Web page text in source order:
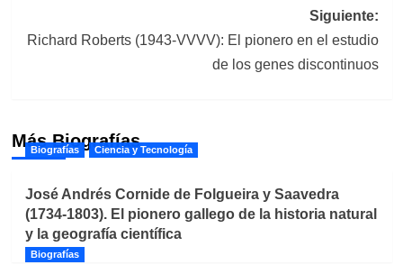
Siguiente:
Richard Roberts (1943-VVVV): El pionero en el estudio
de los genes discontinuos
Más Biografías
Biografías Ciencia y Tecnología
José Andrés Cornide de Folgueira y Saavedra
(1734-1803). El pionero gallego de la historia natural
y la geografía científica
Biografías